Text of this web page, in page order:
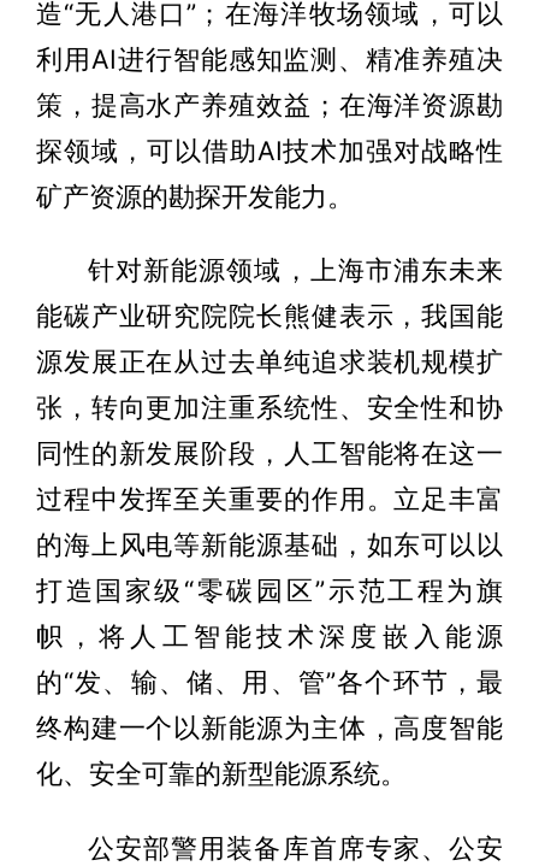
造“无人港口”；在海洋牧场领域，可以
利用AI进行智能感知监测、精准养殖决
策，提高水产养殖效益；在海洋资源勘
探领域，可以借助AI技术加强对战略性
矿产资源的勘探开发能力。
针对新能源领域，上海市浦东未来
能碳产业研究院院长熊健表示，我国能
源发展正在从过去单纯追求装机规模扩
张，转向更加注重系统性、安全性和协
同性的新发展阶段，人工智能将在这一
过程中发挥至关重要的作用。立足丰富
的海上风电等新能源基础，如东可以以
打造国家级“零碳园区”示范工程为旗
帜，将人工智能技术深度嵌入能源
的“发、输、储、用、管”各个环节，最
终构建一个以新能源为主体，高度智能
化、安全可靠的新型能源系统。
公安部警用装备库首席专家、公安